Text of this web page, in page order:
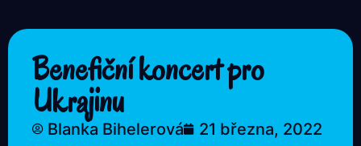
Benefiční koncert pro
Ukrajinu
Blanka Bihelerová 21 března, 2022